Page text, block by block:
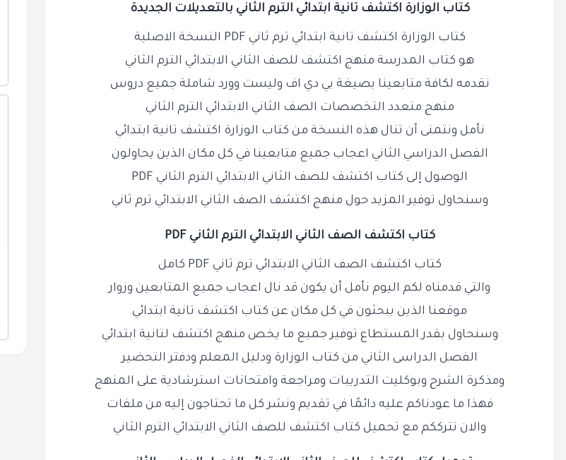
كتاب الوزارة اكتشف تانية ابتدائي الترم الثاني بالتعديلات الجديدة
كتاب الوزارة اكتشف تانية ابتدائي ترم ثاني PDF النسخة الاصلية
هو كتاب المدرسة منهج اكتشف للصف الثاني الابتدائي الترم الثاني
نقدمه لكافة متابعينا بصيغة بي دي اف وليست وورد شاملة جميع دروس
منهج متعدد التخصصات الصف الثاني الابتدائي الترم الثاني
نأمل ونتمنى أن تنال هذه النسخة من كتاب الوزارة اكتشف تانية ابتدائي
الفصل الدراسي الثاني اعجاب جميع متابعينا في كل مكان الذين يحاولون
الوصول إلى كتاب اكتشف للصف الثاني الابتدائي الترم الثاني PDF
وسنحاول توفير المزيد حول منهج اكتشف الصف الثاني الابتدائي ترم ثاني
كتاب اكتشف الصف الثاني الابتدائي الترم الثاني PDF
كتاب اكتشف الصف الثاني الابتدائي ترم ثاني PDF كامل
والتي قدمناه لكم اليوم نأمل أن يكون قد نال اعجاب جميع المتابعين وزوار
موقعنا الذين يبحثون في كل مكان عن كتاب اكتشف تانية ابتدائي
وسنحاول بقدر المستطاع توفير جميع ما يخص منهج اكتشف لتانية ابتدائي
الفصل الدراسى الثاني من كتاب الوزارة ودليل المعلم ودفتر التحضير
ومذكرة الشرح وبوكليت التدريبات ومراجعة وامتحانات استرشادية على المنهج
فهذا ما عودناكم عليه دائمًا في تقديم ونشر كل ما تحتاجون إليه من ملفات
والان نترككم مع تحميل كتاب اكتشف للصف الثاني الابتدائي الترم الثاني